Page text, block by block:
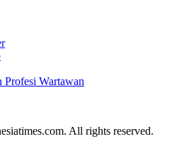
Profesi Wartawan
All rights reserved.